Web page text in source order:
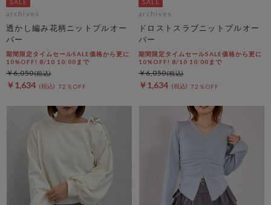
archives
透かし編み花柄ニットプルオー
バー
期間限定タイムセールSALE価格から更に
10%OFF! 8/10 10:00まで
￥1,634 72％OFF
￥6,050
archives
ドロストスラブニットプルオー
バー
期間限定タイムセールSALE価格から更に
10%OFF! 8/10 10:00まで
￥1,634 72％OFF
￥6,050